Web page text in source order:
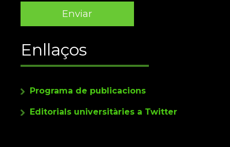
Enllaços
Programa de publicacions
Editorials universitàries a Twitter